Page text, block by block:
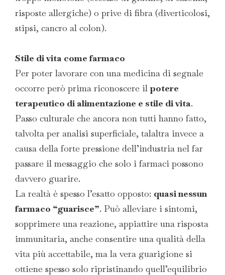
risposte allergiche) o prive di fibra (diverticolosi,
stipsi, cancro al colon).
Stile di vita come farmaco
Per poter lavorare con una medicina di segnale
occorre però prima riconoscere ilpotere
terapeutico di alimentazione e stile di vita.
Passo culturale che ancora non tutti hanno fatto,
talvolta per analisi superficiale, talaltra invece a
causa della forte pressione dell’industria nel far
passare il messaggio che solo i farmaci possono
davvero guarire.
La realtà è spesso l’esatto opposto: quasi nessun
farmaco “guarisce”. Può alleviare i sintomi,
sopprimere una reazione, appiattire una risposta
immunitaria, anche consentire una qualità della
vita più accettabile, ma la vera guarigione si
ottiene spesso solo ripristinando quell’equilibrio